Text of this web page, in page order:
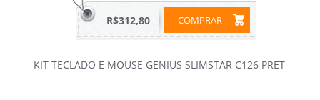
COMPRAR
R$312,80
KIT TECLADO E MOUSE GENIUS SLIMSTAR C126 PRET